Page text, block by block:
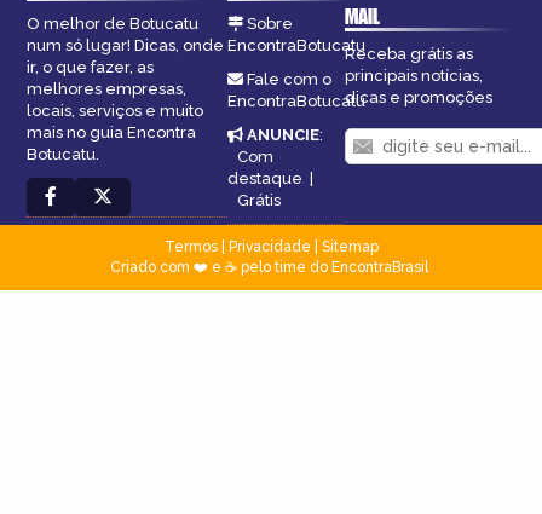
O melhor de Botucatu
num só lugar! Dicas, onde
ir, o que fazer, as
melhores empresas,
locais, serviços e muito
mais no guia Encontra
Botucatu.
Sobre
EncontraBotucatu
Fale com o
EncontraBotucatu
ANUNCIE:
Com
destaque |
Grátis
MAIL
Receba grátis as
principais notícias,
dicas e promoções
Termos| Privacidade
Sitemap
Criado com ❤️ e ☕ pelo time do EncontraBrasil